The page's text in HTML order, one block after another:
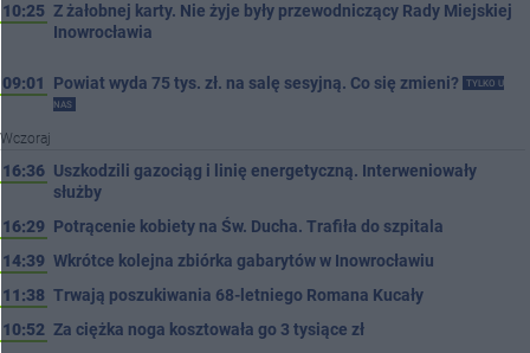
10:25 Z żałobnej karty. Nie żyje były przewodniczący Rady Miejskiej
Inowrocławia
09:01 Powiat wyda 75 tys. zł. na salę sesyjną. Co się zmieni?
TYLKO U
NAS
Wczoraj
16:36 Uszkodzili gazociąg i linię energetyczną. Interweniowały
służby
16:29 Potrącenie kobiety na Św. Ducha. Trafiła do szpitala
14:39 Wkrótce kolejna zbiórka gabarytów w Inowrocławiu
11:38 Trwają poszukiwania 68-letniego Romana Kucały
10:52 Za ciężka noga kosztowała go 3 tysiące zł